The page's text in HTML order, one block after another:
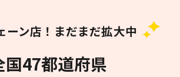
ーン店！まだまだ拡大中
国47都道府県